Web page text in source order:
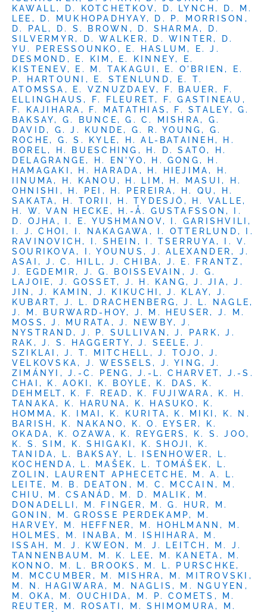
KAWALL, D. KOTCHETKOV, D. LYNCH, D. M.
LEE, D. MUKHOPADHYAY, D. P. MORRISON,
D. PAL, D. S. BROWN, D. SHARMA, D.
SILVERMYR, D. WALKER, D. WINTER, D.
YU. PERESSOUNKO, E. HASLUM, E. J.
DESMOND, E. KIM, E. KINNEY, E.
KISTENEV, E. M. TAKAGUI, E. O'BRIEN, E.
P. HARTOUNI, E. STENLUND, E. T.
ATOMSSA, E. VZNUZDAEV, F. BAUER, F.
ELLINGHAUS, F. FLEURET, F. GASTINEAU,
F. KAJIHARA, F. MATATHIAS, F. STALEY, G.
BAKSAY, G. BUNCE, G. C. MISHRA, G.
DAVID, G. J. KUNDE, G. R. YOUNG, G.
ROCHE, G. S. KYLE, H. AL-BATAINEH, H.
BOREL, H. BUESCHING, H. D. SATO, H.
DELAGRANGE, H. EN'YO, H. GONG, H.
HAMAGAKI, H. HARADA, H. HIEJIMA, H.
IINUMA, H. KANOU, H. LIM, H. MASUI, H.
OHNISHI, H. PEI, H. PEREIRA, H. QU, H.
SAKATA, H. TORII, H. TYDESJÖ, H. VALLE,
H. W. VAN HECKE, H.-Å. GUSTAFSSON, I.
D. OJHA, I. E. YUSHMANOV, I. GARISHVILI,
I. J. CHOI, I. NAKAGAWA, I. OTTERLUND, I.
RAVINOVICH, I. SHEIN, I. TSERRUYA, I. V.
SOURIKOVA, I. YOUNUS, J. ALEXANDER, J.
ASAI, J. C. HILL, J. CHIBA, J. E. FRANTZ,
J. EGDEMIR, J. G. BOISSEVAIN, J. G.
LAJOIE, J. GOSSET, J. H. KANG, J. JIA, J.
JIN, J. KAMIN, J. KIKUCHI, J. KLAY, J.
KUBART, J. L. DRACHENBERG, J. L. NAGLE,
J. M. BURWARD-HOY, J. M. HEUSER, J. M.
MOSS, J. MURATA, J. NEWBY, J.
NYSTRAND, J. P. SULLIVAN, J. PARK, J.
RAK, J. S. HAGGERTY, J. SEELE, J.
SZIKLAI, J. T. MITCHELL, J. TOJO, J.
VELKOVSKA, J. WESSELS, J. YING, J.
ZIMÁNYI, J.-C. PENG, J.-L. CHARVET, J.-S.
CHAI, K. AOKI, K. BOYLE, K. DAS, K.
DEHMELT, K. F. READ, K. FUJIWARA, K. H.
TANAKA, K. HARUNA, K. HASUKO, K.
HOMMA, K. IMAI, K. KURITA, K. MIKI, K. N.
BARISH, K. NAKANO, K. O. EYSER, K.
OKADA, K. OZAWA, K. REYGERS, K. S. JOO,
K. S. SIM, K. SHIGAKI, K. SHOJI, K.
TANIDA, L. BAKSAY, L. ISENHOWER, L.
KOCHENDA, L. MAŠEK, L. TOMÁŠEK, L.
ZOLIN, LAURENT APHECETCHE, M. A. L.
LEITE, M. B. DEATON, M. C. MCCAIN, M.
CHIU, M. CSANÁD, M. D. MALIK, M.
DONADELLI, M. FINGER, M. G. HUR, M.
GONIN, M. GROSSE PERDEKAMP, M.
HARVEY, M. HEFFNER, M. HOHLMANN, M.
HOLMES, M. INABA, M. ISHIHARA, M.
ISSAH, M. J. KWEON, M. J. LEITCH, M. J.
TANNENBAUM, M. K. LEE, M. KANETA, M.
KONNO, M. L. BROOKS, M. L. PURSCHKE,
M. MCCUMBER, M. MISHRA, M. MITROVSKI,
M. N. HAGIWARA, M. NAGLIS, M. NGUYEN,
M. OKA, M. OUCHIDA, M. P. COMETS, M.
REUTER, M. ROSATI, M. SHIMOMURA, M.